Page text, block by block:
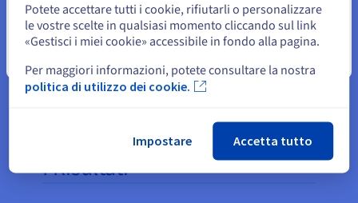
I Risultati
Potete accettare tutti i cookie, rifiutarli o personalizzare
le vostre scelte in qualsiasi momento cliccando sul link
«Gestisci i miei cookie» accessibile in fondo alla pagina.
Per maggiori informazioni, potete consultare la nostra
politica di utilizzo dei cookie.
Impostare Accetta tutto